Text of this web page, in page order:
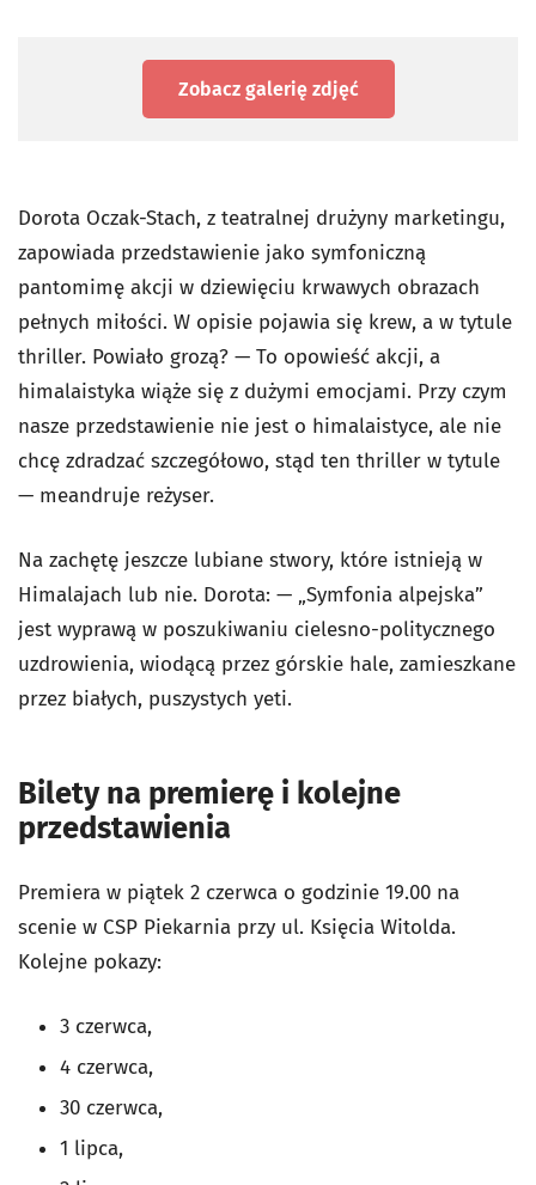
Zobacz galerię zdjęć
Dorota Oczak-Stach, z teatralnej drużyny marketingu,
zapowiada przedstawienie jako symfoniczną
pantomimę akcji w dziewięciu krwawych obrazach
pełnych miłości. W opisie pojawia się krew, a w tytule
thriller. Powiało grozą? — To opowieść akcji, a
himalaistyka wiąże się z dużymi emocjami. Przy czym
nasze przedstawienie nie jest o himalaistyce, ale nie
chcę zdradzać szczegółowo, stąd ten thriller w tytule
— meandruje reżyser.
Na zachętę jeszcze lubiane stwory, które istnieją w
Himalajach lub nie. Dorota: — „Symfonia alpejska”
jest wyprawą w poszukiwaniu cielesno-politycznego
uzdrowienia, wiodącą przez górskie hale, zamieszkane
przez białych, puszystych yeti.
Bilety na premierę i kolejne
przedstawienia
Premiera w piątek 2 czerwca o godzinie 19.00 na
scenie w CSP Piekarnia przy ul. Księcia Witolda.
Kolejne pokazy:
3 czerwca,
4 czerwca,
30 czerwca,
1 lipca,